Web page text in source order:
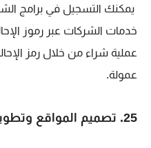
يمكنك التسجيل في برامج
خدمات الشركات عبر رموز
عملية شراء من خلال رمز
عمولة.
25. تصميم المواقع وتطويرها: